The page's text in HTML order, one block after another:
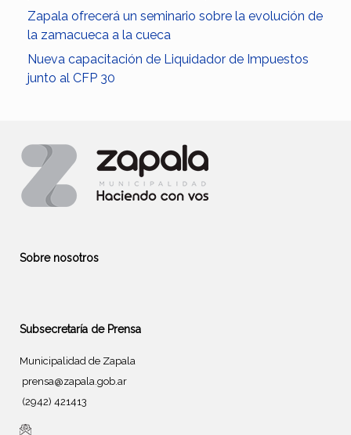
Zapala ofrecerá un seminario sobre la evolución de
la zamacueca a la cueca
Nueva capacitación de Liquidador de Impuestos
junto al CFP 30
Sobre nosotros
Subsecretaría de Prensa
Municipalidad de Zapala
prensa@zapala.gob.ar
(2942) 421413